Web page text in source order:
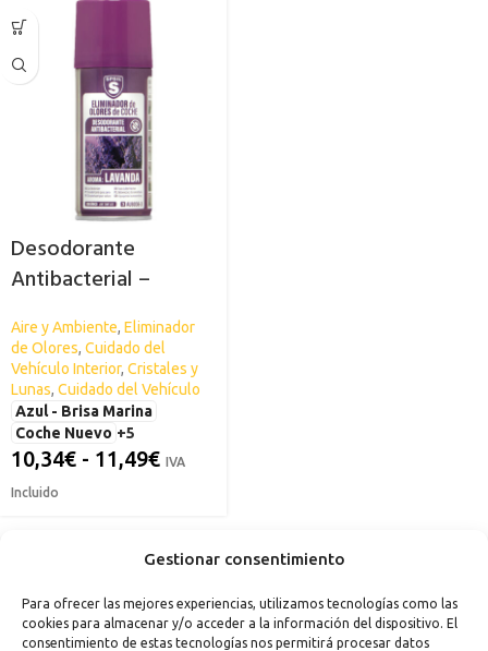
Gestionar consentimiento
Para ofrecer las mejores experiencias, utilizamos tecnologías como las
cookies para almacenar y/o acceder a la información del dispositivo. El
consentimiento de estas tecnologías nos permitirá procesar datos
Desodorante
Antibacterial –
Eliminador de Olores
de Coche SPSIL
Aire y Ambiente, Eliminador
de Olores, Cuidado del
Vehículo Interior, Cristales y
Lunas, Cuidado del Vehículo
Azul - Brisa Marina
Coche Nuevo +5
10,34€ - 11,49€ IVA
Incluido